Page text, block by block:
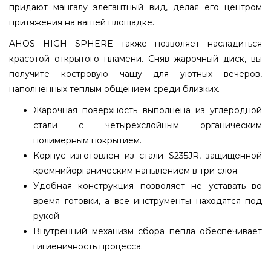
придают мангалу элегантный вид, делая его центром
притяжения на вашей площадке.
AHOS HIGH SPHERE также позволяет насладиться
красотой открытого пламени. Сняв жарочный диск, вы
получите костровую чашу для уютных вечеров,
наполненных теплым общением среди близких.
Жарочная поверхность выполнена из углеродной
стали с четырехслойным органическим
полимерным покрытием.
Корпус изготовлен из стали S235JR, защищенной
кремнийорганическим напылением в три слоя.
Удобная конструкция позволяет не уставать во
время готовки, а все инструменты находятся под
рукой.
Внутренний механизм сбора пепла обеспечивает
гигиеничность процесса.